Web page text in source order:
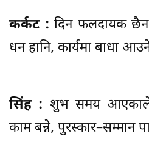
कर्कट : दिन फलदायक छैन
धन हानि, कार्यमा बाधा
सिंह : शुभ समय आएकाले
काम बन्ने, पुरस्कार–सम्मान